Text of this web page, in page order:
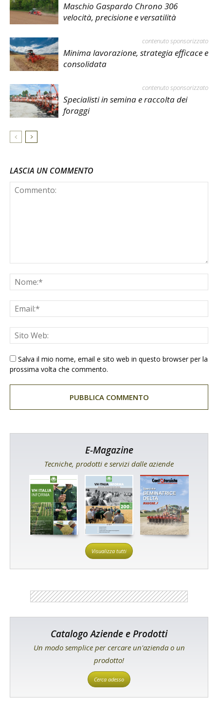
Maschio Gaspardo Chrono 306
velocità, precisione e versatilità
contenuto sponsorizzato
Minima lavorazione, strategia efficace e
consolidata
contenuto sponsorizzato
Specialisti in semina e raccolta dei
foraggi
LASCIA UN COMMENTO
Salva il mio nome, email e sito web in questo browser per la
prossima volta che commento.
E-Magazine
Tecniche, prodotti e servizi dalle aziende
Visualizza tutti
Catalogo Aziende e Prodotti
Un modo semplice per cercare un'azienda o un
prodotto!
Cerca adesso